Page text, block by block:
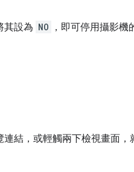
其設為 NO
，即可停用攝影機
結，或輕觸兩下檢視畫面，